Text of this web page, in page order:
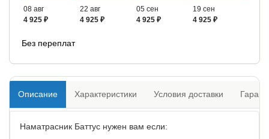
08 авг
4 925 ₽
22 авг
4 925 ₽
05 сен
4 925 ₽
19 сен
4 925 ₽
Без переплат
Описание Характеристики Условия доставки
Наматрасник Баттус нужен вам если: